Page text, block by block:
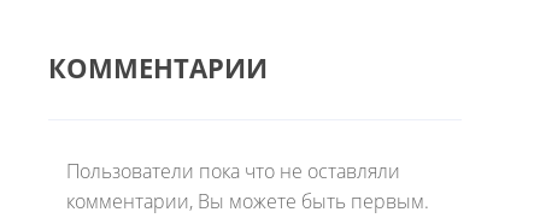
КОММЕНТАРИИ
Пользователи пока что не оставляли
комментарии, Вы можете быть первым.